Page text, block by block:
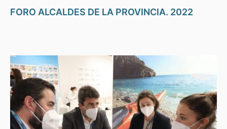
FORO ALCALDES DE LA PROVINCIA. 2022